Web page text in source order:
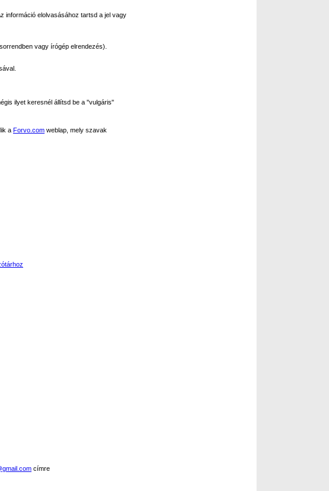
információ elolvasásához tartsd a jel vagy
vagy írógép elrendezés).
ilyet keresnél állítsd be a "vulgáris"
a Forvo.com weblap, mely szavak
címre